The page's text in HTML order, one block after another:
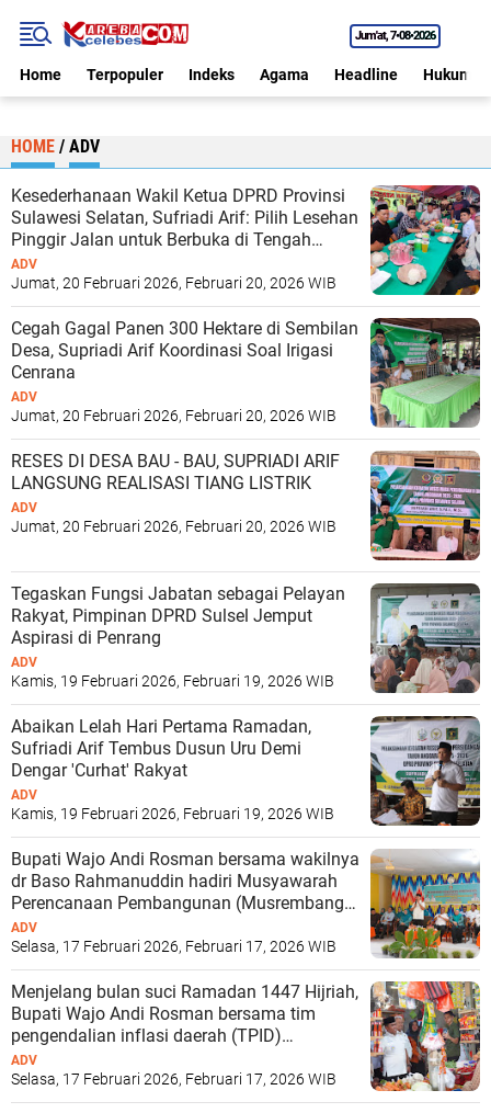
Jum'at 7•08•2026
Home Terpopuler Indeks Agama Headline Hukum
HOME / ADV
Kesederhanaan Wakil Ketua DPRD Provinsi
Sulawesi Selatan, Sufriadi Arif: Pilih Lesehan
Pinggir Jalan untuk Berbuka di Tengah
Reses
ADV
Jumat, 20 Februari 2026, Februari 20, 2026 WIB
Cegah Gagal Panen 300 Hektare di Sembilan
Desa, Supriadi Arif Koordinasi Soal Irigasi
Cenrana
ADV
Jumat, 20 Februari 2026, Februari 20, 2026 WIB
RESES DI DESA BAU - BAU, SUPRIADI ARIF
LANGSUNG REALISASI TIANG LISTRIK
ADV
Jumat, 20 Februari 2026, Februari 20, 2026 WIB
Tegaskan Fungsi Jabatan sebagai Pelayan
Rakyat, Pimpinan DPRD Sulsel Jemput
Aspirasi di Penrang
ADV
Kamis, 19 Februari 2026, Februari 19, 2026 WIB
Abaikan Lelah Hari Pertama Ramadan,
Sufriadi Arif Tembus Dusun Uru Demi
Dengar 'Curhat' Rakyat
ADV
Kamis, 19 Februari 2026, Februari 19, 2026 WIB
Bupati Wajo Andi Rosman bersama wakilnya
dr Baso Rahmanuddin hadiri Musyawarah
Perencanaan Pembangunan (Musrembang)
tingkat kecamatan
ADV
Selasa, 17 Februari 2026, Februari 17, 2026 WIB
Menjelang bulan suci Ramadan 1447 Hijriah,
Bupati Wajo Andi Rosman bersama tim
pengendalian inflasi daerah (TPID)
Kabupaten Wajo turun memantau harga dan
ketersediaan bahan pokok strategis
langsung di lapangan.
ADV
Selasa, 17 Februari 2026, Februari 17, 2026 WIB